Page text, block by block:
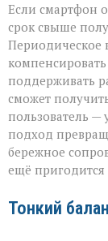
Если смартфон
срок свыше
Периодическое
поддерживать
сможет
пользователь —
подход
бережное
ещё
Тонкий